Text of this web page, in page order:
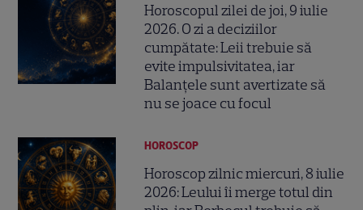
Horoscopul zilei de joi, 9 iulie
2026. O zi a deciziilor
cumpătate: Leii trebuie să
evite impulsivitatea, iar
Balanțele sunt avertizate să
nu se joace cu focul
HOROSCOP
Horoscop zilnic miercuri, 8 iulie
2026: Leului îi merge totul din